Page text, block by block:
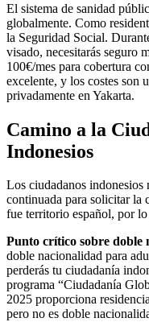
El sistema de sanidad
globalmente. Como
la Seguridad Social.
visado, necesitarás seguro
100€/mes para cobertura
excelente, y los costes son
privadamente en Yakarta.
Camino a la
Indonesios
Los ciudadanos indonesios
continuada para solicitar la
fue territorio español, por
Punto crítico sobre doble
doble nacionalidad para
perderás tu ciudadanía
programa “Ciudadanía
2025 proporciona
pero no es doble